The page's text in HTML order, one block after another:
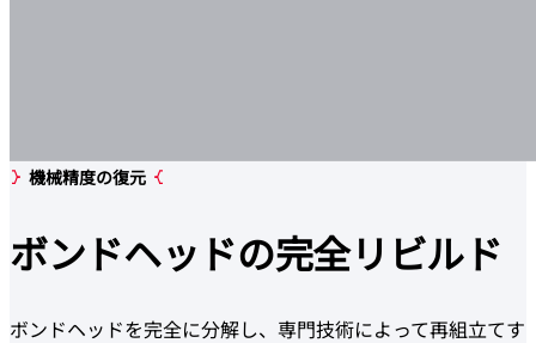
機械精度の復元
ボンドヘッドの完全リビルド
ボンドヘッドを完全に分解し、専門技術によって再組立てす